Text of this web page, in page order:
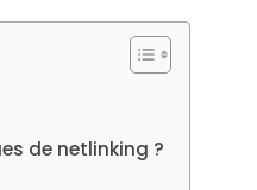
de netlinking ?